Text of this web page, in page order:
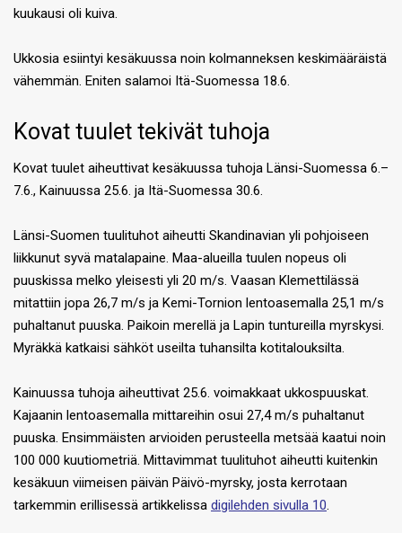
kuukausi oli kuiva.
Ukkosia esiintyi kesäkuussa noin kolmanneksen keskimääräistä
vähemmän. Eniten salamoi Itä-Suomessa 18.6.
Kovat tuulet tekivät tuhoja
Kovat tuulet aiheuttivat kesäkuussa tuhoja Länsi-Suomessa 6.–
7.6., Kainuussa 25.6. ja Itä-Suomessa 30.6.
Länsi-Suomen tuulituhot aiheutti Skandinavian yli pohjoiseen
liikkunut syvä matalapaine. Maa-alueilla tuulen nopeus oli
puuskissa melko yleisesti yli 20 m/s. Vaasan Klemettilässä
mitattiin jopa 26,7 m/s ja Kemi-Tornion lentoasemalla 25,1 m/s
puhaltanut puuska. Paikoin merellä ja Lapin tuntureilla myrskysi.
Myräkkä katkaisi sähköt useilta tuhansilta kotitalouksilta.
Kainuussa tuhoja aiheuttivat 25.6. voimakkaat ukkospuuskat.
Kajaanin lentoasemalla mittareihin osui 27,4 m/s puhaltanut
puuska. Ensimmäisten arvioiden perusteella metsää kaatui noin
100 000 kuutiometriä. Mittavimmat tuulituhot aiheutti kuitenkin
kesäkuun viimeisen päivän Päivö-myrsky, josta kerrotaan
tarkemmin erillisessä artikkelissa digilehden sivulla 10.